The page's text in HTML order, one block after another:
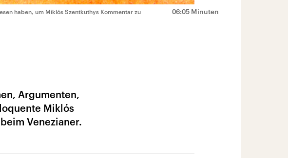
06:05 Minuten
haben, um Miklós Szentkuthys Kommentar zu
Argumenten,
Miklós
Venezianer.